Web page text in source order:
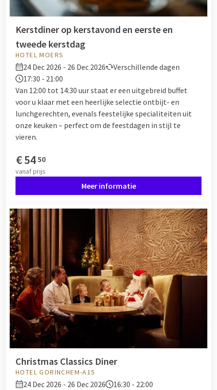
Kerstdiner op kerstavond en eerste en
tweede kerstdag
HOTEL MOERS
24 Dec 2026 - 26 Dec 2026
Verschillende dagen
17:30 - 21:00
Van 12:00 tot 14:30 uur staat er een uitgebreid buffet
voor u klaar met een heerlijke selectie ontbijt- en
lunchgerechten, evenals feestelijke specialiteiten uit
onze keuken – perfect om de feestdagen in stijl te
vieren.
€54 50
vanafprijs
Meer informatie
Christmas Classics Diner
HOTEL GORINCHEM-A15
24 Dec 2026 - 26 Dec 2026
16:30 - 22:00